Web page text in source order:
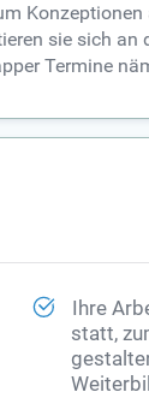
sie sich an
Termine
Ihre
statt,